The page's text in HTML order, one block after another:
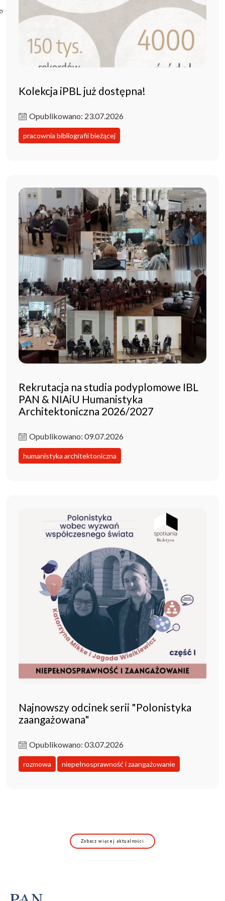
Poczta ibl.waw.pl
Kontakt
Kolekcja iPBL już dostępna!
Opublikowano: 23.07.2026
pracownia bibliografii bieżącej
Rekrutacja na studia podyplomowe IBL
PAN & NIAiU Humanistyka
Architektoniczna 2026/2027
Opublikowano: 09.07.2026
humanistyka architektoniczna
Najnowszy odcinek serii "Polonistyka
zaangażowana"
Opublikowano: 03.07.2026
rozmowa niepełnosprawność i zaangażowanie
Zobacz więcej aktualności